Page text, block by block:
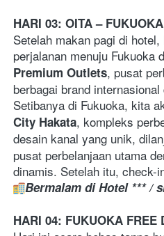
HARI 03: OITA –
Setelah makan pagi di
perjalanan menuju Fukuoka
Premium Outlets, pusat
berbagai brand
Setibanya di Fukuoka, kita
City Hakata, kompleks
desain kanal yang unik,
pusat perbelanjaan utama
dinamis. Setelah itu, check-
Bermalam di Hotel *** /
HARI 04: FUKUOKA FREE